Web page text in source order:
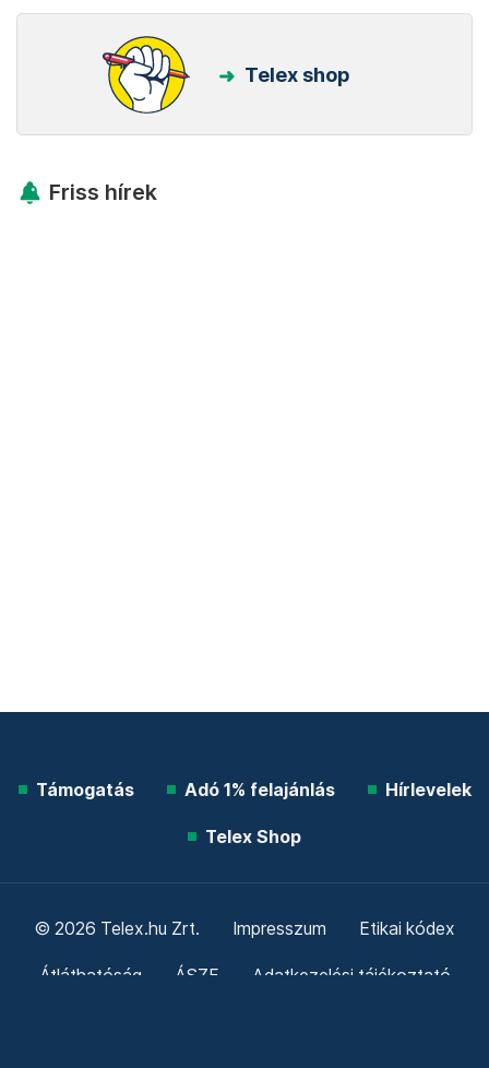
Telex shop
Friss hírek
Támogatás Adó 1% felajánlás Hírlevelek
Telex Shop
© 2026 Telex.hu Zrt. Impresszum Etikai kódex
Átláthatóság ÁSZF Adatkezelési tájékoztató